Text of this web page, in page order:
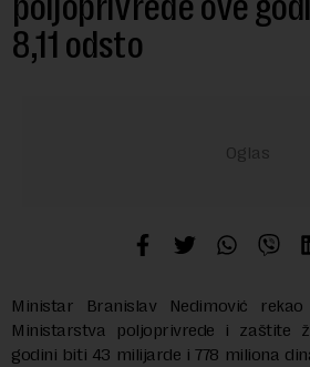
8,11 odsto
Ministar Branislav Nedimović
Ministarstva poljoprivrede i zaštite
godini biti 43 milijarde i 778 miliona